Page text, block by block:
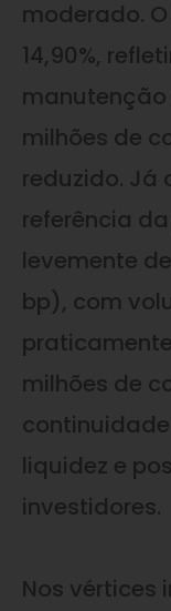
moderado.
14,90%,
manutenção
milhões de
reduzido. Já
referência
levemente
bp), com
milhões de
liquidez e
investidores.
Nos vértices